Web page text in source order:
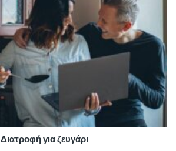
Διατροφή για ζευγάρι